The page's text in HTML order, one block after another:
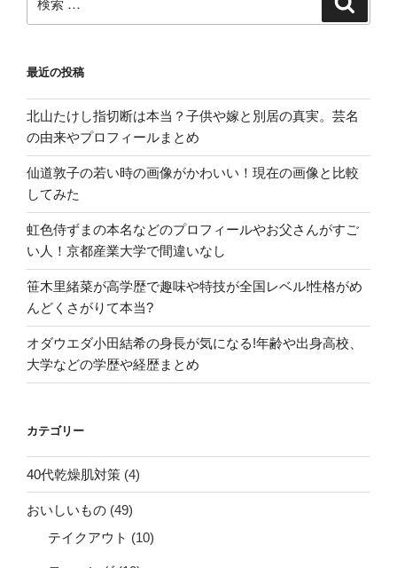
と
必
須
モ
ー
ン
グ
情
報”
の
索:
最近の投稿
北山たけし指切断は本当？子供や嫁と別居の真実。芸名
の由来やプロフィールまとめ
仙道敦子の若い時の画像がかわいい！現在の画像と比較
してみた
虹色侍ずまの本名などのプロフィールやお父さんがすご
い人！京都産業大学で間違いなし
笹木里緒菜が高学歴で趣味や特技が全国レベル!性格がめ
んどくさがりて本当?
オダウエダ小田結希の身長が気になる!年齢や出身高校、
大学などの学歴や経歴まとめ
カテゴリー
40代乾燥肌対策 (4)
おいしいもの (49)
テイクアウト (10)